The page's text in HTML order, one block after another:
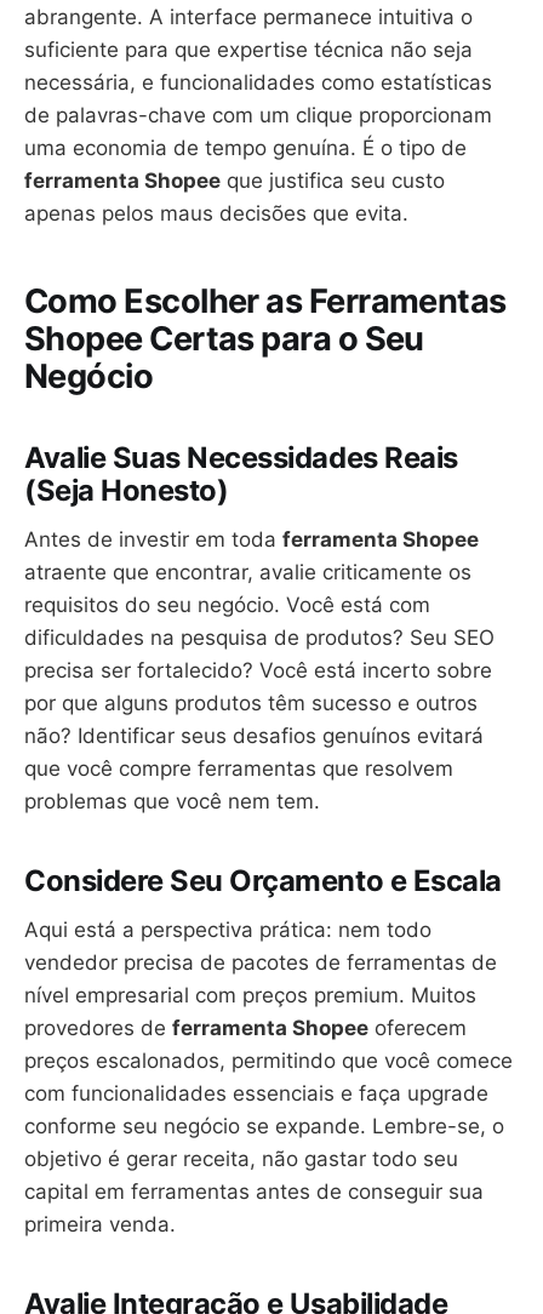
abrangente. A interface permanece intuitiva o
suficiente para que expertise técnica não seja
necessária, e funcionalidades como estatísticas
de palavras-chave com um clique proporcionam
uma economia de tempo genuína. É o tipo de
ferramenta Shopee que justifica seu custo
apenas pelos maus decisões que evita.
Como Escolher as Ferramentas
Shopee Certas para o Seu
Negócio
Avalie Suas Necessidades Reais
(Seja Honesto)
Antes de investir em toda ferramenta Shopee
atraente que encontrar, avalie criticamente os
requisitos do seu negócio. Você está com
dificuldades na pesquisa de produtos? Seu SEO
precisa ser fortalecido? Você está incerto sobre
por que alguns produtos têm sucesso e outros
não? Identificar seus desafios genuínos evitará
que você compre ferramentas que resolvem
problemas que você nem tem.
Considere Seu Orçamento e Escala
Aqui está a perspectiva prática: nem todo
vendedor precisa de pacotes de ferramentas de
nível empresarial com preços premium. Muitos
provedores de ferramenta Shopee oferecem
preços escalonados, permitindo que você comece
com funcionalidades essenciais e faça upgrade
conforme seu negócio se expande. Lembre-se, o
objetivo é gerar receita, não gastar todo seu
capital em ferramentas antes de conseguir sua
primeira venda.
Avalie Integração e Usabilidade